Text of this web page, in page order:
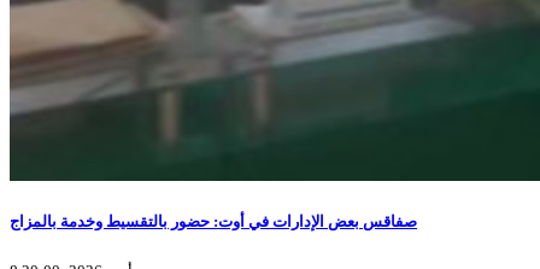
صفاقس بعض الإدارات في أوت: حضور بالتقسيط وخدمة بالمزاج